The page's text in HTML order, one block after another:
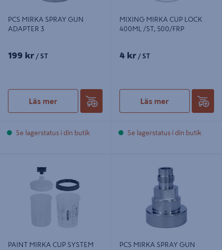
PCS MIRKA SPRAY GUN
ADAPTER 3
199 kr / ST
Läs mer
Se lagerstatus i din butik
MIXING MIRKA CUP LOCK
400ML /ST, 500/FRP
4 kr / ST
Läs mer
Se lagerstatus i din butik
400ML, FILTER LID 125µm 50/FRP
PAINT MIRKA CUP SYSTEM
PCS MIRKA SPRAY GUN